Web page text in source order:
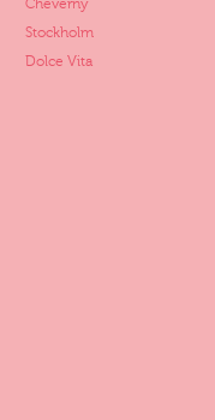
Cheverny
Stockholm
Dolce Vita